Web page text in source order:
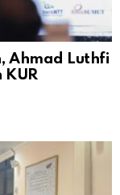
Ahmad Luthfi